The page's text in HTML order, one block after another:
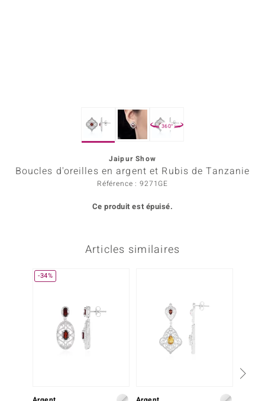
360°
Jaipur Show
Boucles d'oreilles en argent et Rubis de Tanzanie
Référence : 9271GE
Ce produit est épuisé.
Articles similaires
-34%